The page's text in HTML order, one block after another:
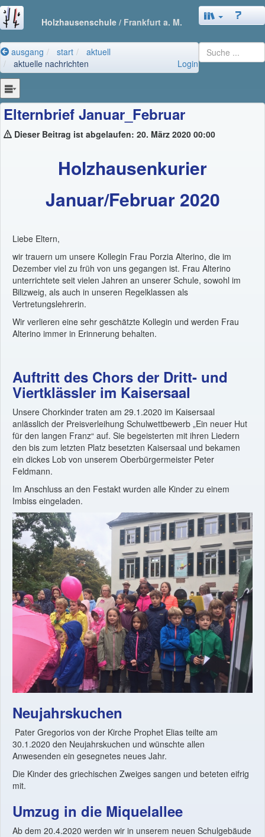
Holzhausenschule / Frankfurt a. M.
ausgang start
aktuell
aktuelle nachrichten
Login
Elternbrief Januar_Februar
Dieser Beitrag ist abgelaufen: 20. März 2020 00:00
Holzhausenkurier
Januar/Februar 2020
Liebe Eltern,
wir trauern um unsere Kollegin Frau Porzia Alterino, die im
Dezember viel zu früh von uns gegangen ist. Frau Alterino
unterrichtete seit vielen Jahren an unserer Schule, sowohl im
Bilizweig, als auch in unseren Regelklassen als
Vertretungslehrerin.
Wir verlieren eine sehr geschätzte Kollegin und werden Frau
Alterino immer in Erinnerung behalten.
Auftritt des Chors der Dritt- und
Viertklässler im Kaisersaal
Unsere Chorkinder traten am 29.1.2020 im Kaisersaal
anlässlich der Preisverleihung Schulwettbewerb „Ein neuer Hut
für den langen Franz“ auf. Sie begeisterten mit ihren Liedern
den bis zum letzten Platz besetzten Kaisersaal und bekamen
ein dickes Lob von unserem Oberbürgermeister Peter
Feldmann.
Im Anschluss an den Festakt wurden alle Kinder zu einem
Imbiss eingeladen.
Neujahrskuchen
Pater Gregorios von der Kirche Prophet Elias teilte am
30.1.2020 den Neujahrskuchen und wünschte allen
Anwesenden ein gesegnetes neues Jahr.
Die Kinder des griechischen Zweiges sangen und beteten eifrig
mit.
Umzug in die Miquelallee
Ab dem 20.4.2020 werden wir in unserem neuen Schulgebäude